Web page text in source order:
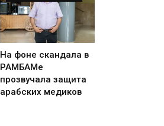
На фоне скандала в
РАМБАМе
прозвучала защита
арабских медиков